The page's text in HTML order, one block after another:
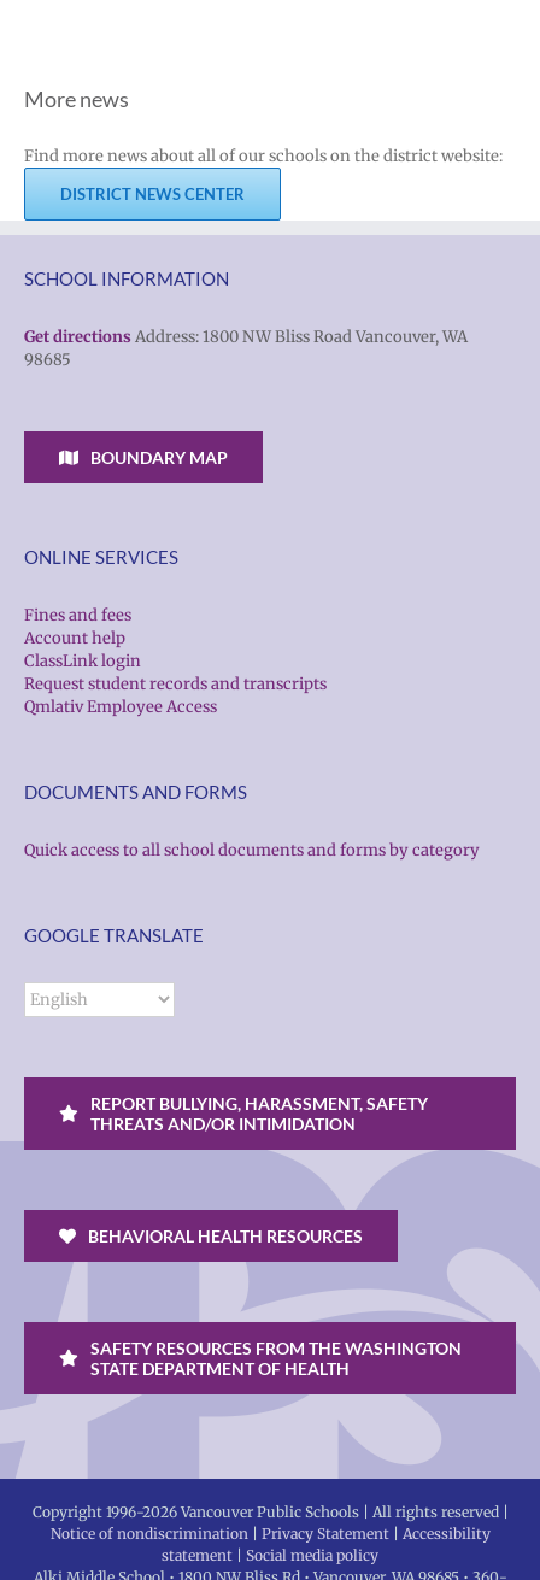
More news
Find more news about all of our schools on the district website:
DISTRICT NEWS CENTER
SCHOOL INFORMATION
Get directions Address: 1800 NW Bliss Road Vancouver, WA
98685
BOUNDARY MAP
ONLINE SERVICES
Fines and fees
Account help
ClassLink login
Request student records and transcripts
Qmlativ Employee Access
DOCUMENTS AND FORMS
Quick access to all school documents and forms by category
GOOGLE TRANSLATE
REPORT BULLYING, HARASSMENT, SAFETY
THREATS AND/OR INTIMIDATION
BEHAVIORAL HEALTH RESOURCES
SAFETY RESOURCES FROM THE WASHINGTON
STATE DEPARTMENT OF HEALTH
Copyright 1996-2026 Vancouver Public Schools | All rights reserved |
Notice of nondiscrimination| Privacy Statement| Accessibility
statement
Social media policy